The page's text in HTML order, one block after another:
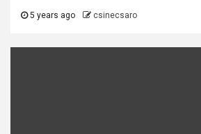
5 years ago csinecsaro